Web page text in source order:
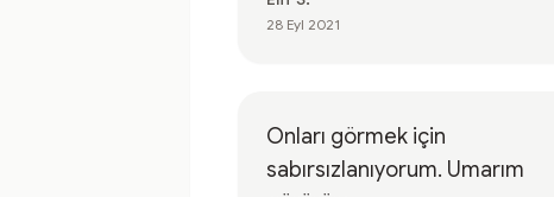
28 Eyl 2021
Onları görmek için
sabırsızlanıyorum. Umarım